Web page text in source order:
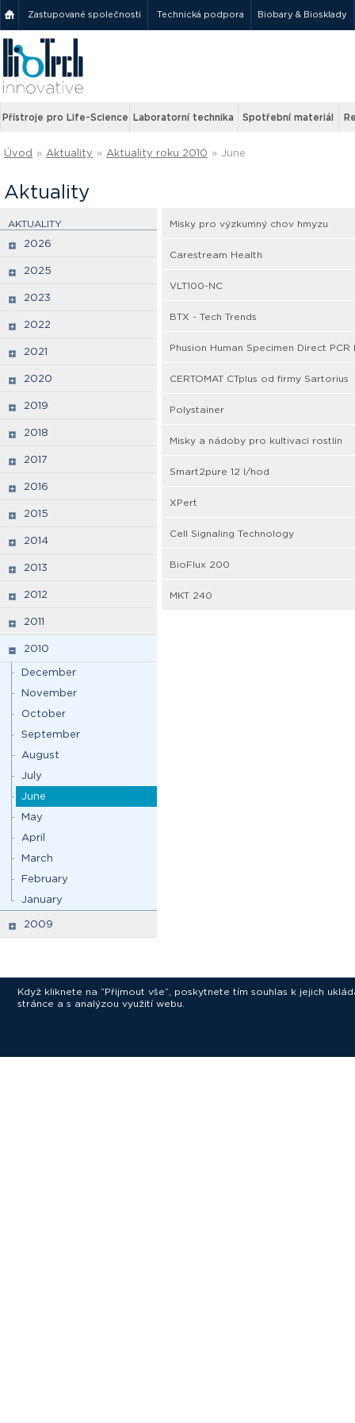
Zastupované společnosti Technická podpora Biobary & Biosklady
Přístroje pro Life-Science Laboratorní technika Spotřební materiál
Úvod » Aktuality » Aktuality roku 2010 » June
Aktuality
AKTUALITY
2026
2025
2023
2022
2021
2020
2019
2018
2017
2016
2015
2014
2013
2012
2011
2010
December
November
October
September
August
July
June
May
April
March
February
January
2009
Misky pro výzkumný chov hmyzu
Carestream Health
VLT100-NC
BTX - Tech Trends
Phusion Human Specimen Direct PCR
CERTOMAT CTplus od firmy Sartorius
Polystainer
Misky a nádoby pro kultivaci rostlin
Smart2pure 12 l/hod
XPert
Cell Signaling Technology
BioFlux 200
MKT 240
Když kliknete na “Přijmout vše”, poskytnete tím souhlas k jejich
stránce a s analýzou využití webu.